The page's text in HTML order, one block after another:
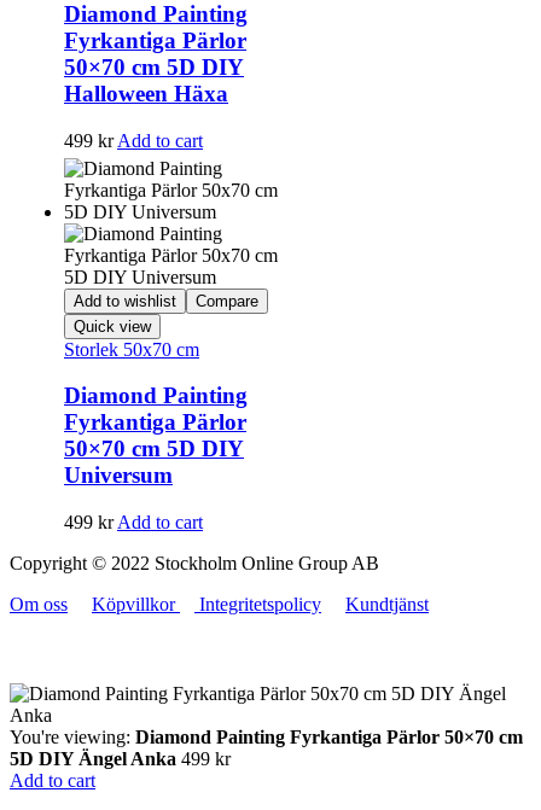
Diamond Painting
Fyrkantiga Pärlor
50×70 cm 5D DIY
Halloween Häxa
499 kr Add to cart
Add to wishlist
Compare
Quick view
Storlek 50x70 cm
Diamond Painting
Fyrkantiga Pärlor
50×70 cm 5D DIY
Universum
499 kr Add to cart
Copyright © 2022 Stockholm Online Group AB
Om oss
Köpvillkor Integritetspolicy Kundtjänst
You're viewing: Diamond Painting Fyrkantiga Pärlor 50×70 cm
5D DIY Ängel Anka 499 kr
Add to cart